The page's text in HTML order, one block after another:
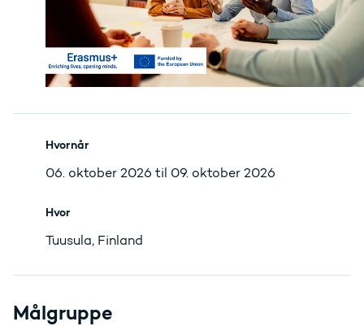
Hvornår
06. oktober 2026 til 09. oktober 2026
Hvor
Tuusula, Finland
Målgruppe